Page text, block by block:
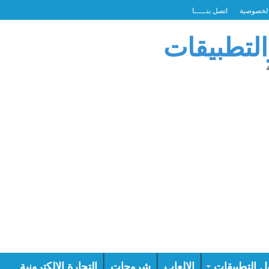
اتصل بنـــــا
التطبيقات الالعاب شروحات التجارة الالكترونية